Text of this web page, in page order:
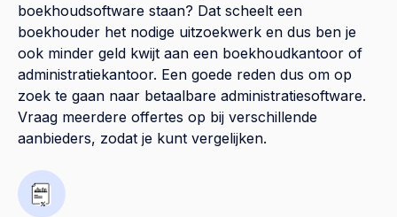
boekhoudsoftware staan? Dat scheelt een
boekhouder het nodige uitzoekwerk en dus ben je
ook minder geld kwijt aan een boekhoudkantoor of
administratiekantoor. Een goede reden dus om op
zoek te gaan naar betaalbare administratiesoftware.
Vraag meerdere offertes op bij verschillende
aanbieders, zodat je kunt vergelijken.